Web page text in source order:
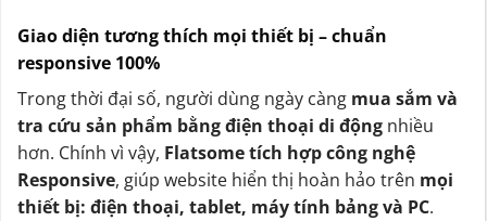
Giao diện tương thích mọi thiết bị – chuẩn
responsive 100%
Trong thời đại số, người dùng ngày càng mua sắm và
tra cứu sản phẩm bằng điện thoại di động nhiều
hơn. Chính vì vậy, Flatsome tích hợp công nghệ
Responsive, giúp website hiển thị hoàn hảo trên mọi
thiết bị: điện thoại, tablet, máy tính bảng và PC.